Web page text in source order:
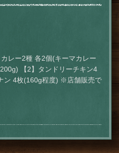
レー2種 各2個(キーマカレー
【2】タンドリーチキン4
ン 4枚(160g程度) ※店舗販売で